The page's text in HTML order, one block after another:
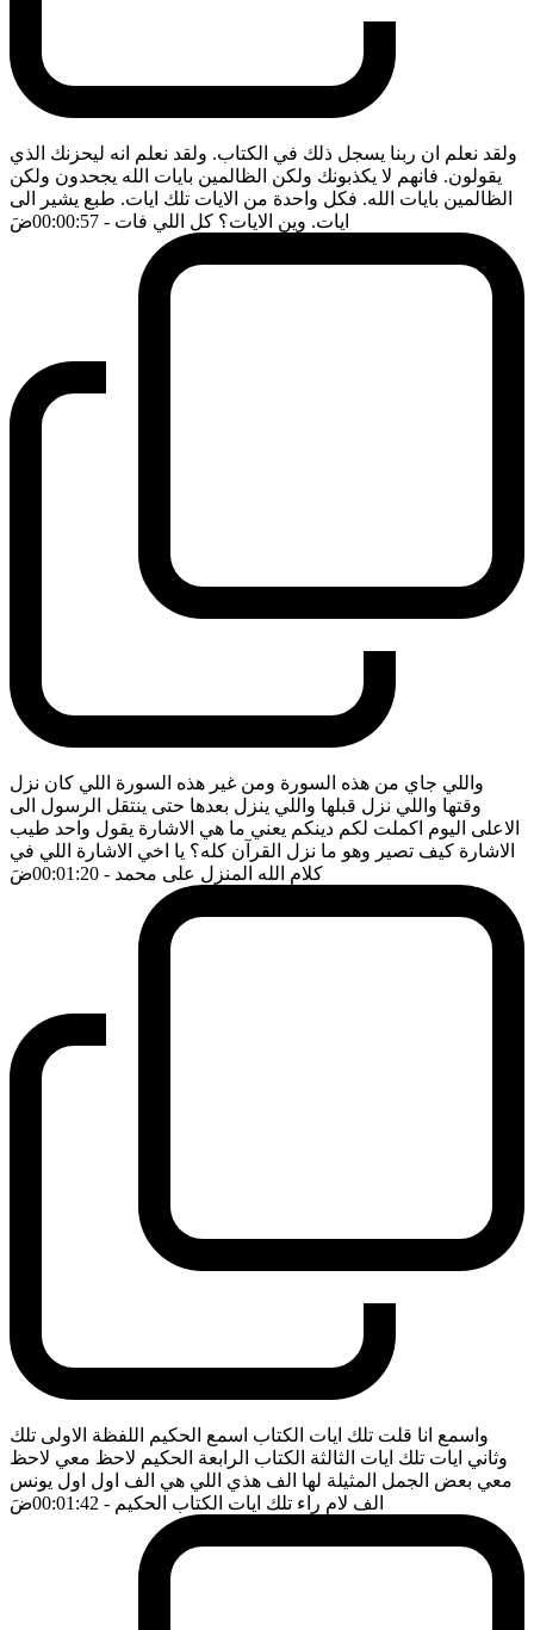
ولقد نعلم ان ربنا يسجل ذلك في الكتاب. ولقد نعلم انه ليحزنك الذي
يقولون. فانهم لا يكذبونك ولكن الظالمين بايات الله يجحدون ولكن
الظالمين بايات الله. فكل واحدة من الايات تلك ايات. طبع يشير الى
ايات. وين الايات؟ كل اللي فات - 00:00:57 ضَ
واللي جاي من هذه السورة ومن غير هذه السورة اللي كان نزل
وقتها واللي نزل قبلها واللي ينزل بعدها حتى ينتقل الرسول الى
الاعلى اليوم اكملت لكم دينكم يعني ما هي الاشارة يقول واحد طيب
الاشارة كيف تصير وهو ما نزل القرآن كله؟ يا اخي الاشارة اللي في
كلام الله المنزل على محمد - 00:01:20 ضَ
واسمع انا قلت تلك ايات الكتاب اسمع الحكيم اللفظة الاولى تلك
وثاني ايات تلك ايات الثالثة الكتاب الرابعة الحكيم لاحظ معي لاحظ
معي بعض الجمل المثيلة لها الف هذي اللي هي الف اول اول يونس
الف لام راء تلك ايات الكتاب الحكيم - 00:01:42 ضَ